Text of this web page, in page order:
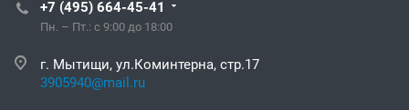
+7 (495) 664-45-41
Пн. – Пт.: с 9:00 до 18:00
г. Мытищи, ул.Коминтерна, стр.17
3905940@mail.ru